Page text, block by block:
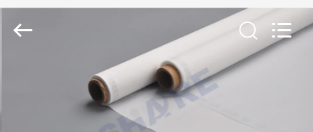
পণ্য
Limited.